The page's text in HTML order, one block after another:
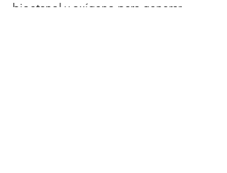
bioetanol y oxígeno para generar